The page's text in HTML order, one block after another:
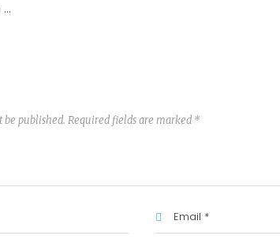
published. Required fields are marked *